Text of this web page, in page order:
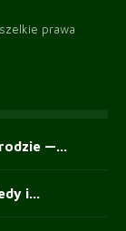
prawa
—...
i...